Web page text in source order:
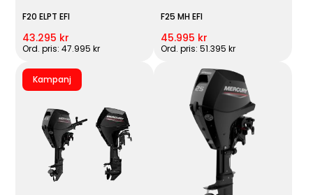
F20 ELPT EFI
43.295 kr
Ord. pris: 47.995 kr
F25 MH EFI
45.995 kr
Ord. pris: 51.395 kr
Kampanj